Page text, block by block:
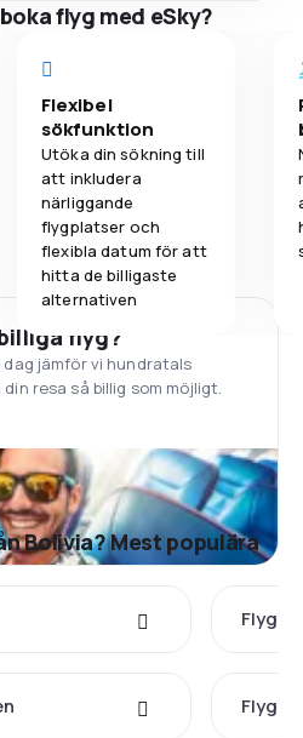
flyg med eSky?
Flexibel
sökfunktion
Utöka din sökning till
att inkludera
närliggande
flygplatser och
flexibla datum för att
hitta de billigaste
alternativen
flyg?
jämför vi hundratals
resa så billig som möjligt.
Bolivia? Mest populära
Flyg
Flyg